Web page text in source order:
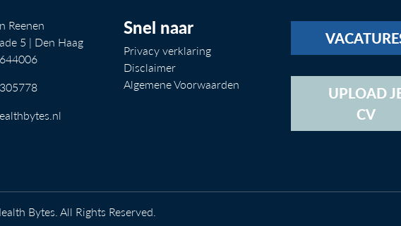
Reenen
5 | Den Haag
Snel naar
Privacy verklaring
Disclaimer
Algemene Voorwaarden
UPLOAD
CV
Bytes. All Rights Reserved.